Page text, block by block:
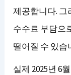
제공합니다. 그
수수료 부담으
떨어질 수 있습
실제 2025년 6